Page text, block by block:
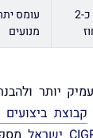
עד כ-2
עומס
מנועים
יותר
קבוצת